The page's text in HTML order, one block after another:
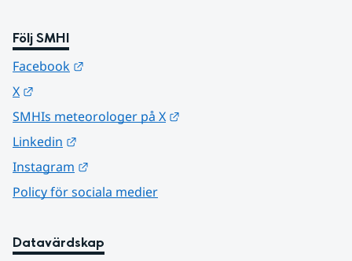
Följ SMHI
Facebook
X
SMHIs meteorologer på X
Linkedin
Instagram
Policy för sociala medier
Datavärdskap